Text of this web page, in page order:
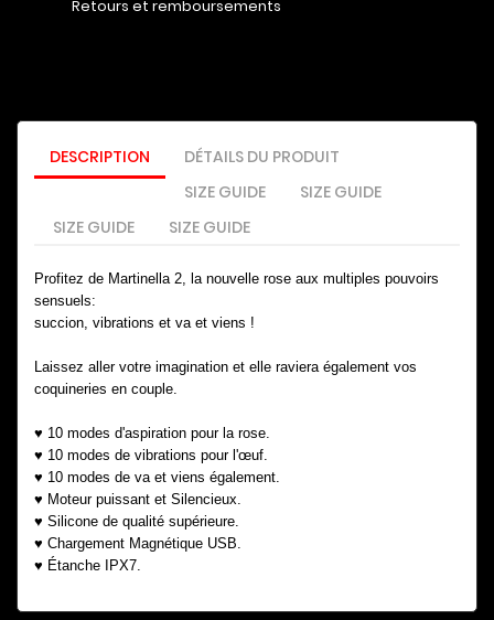
Retours et remboursements
DESCRIPTION
DÉTAILS DU PRODUIT
SIZE GUIDE
SIZE GUIDE
SIZE GUIDE
SIZE GUIDE
Profitez de Martinella 2, la nouvelle rose aux multiples pouvoirs
sensuels:
succion, vibrations et va et viens !
Laissez aller votre imagination et elle raviera également vos
coquineries en couple.
♥ 10 modes d'aspiration pour la rose.
♥ 10 modes de vibrations pour l'œuf.
♥ 10 modes de va et viens également.
♥ Moteur puissant et Silencieux.
♥ Silicone de qualité supérieure.
♥ Chargement Magnétique USB.
♥ Étanche IPX7.